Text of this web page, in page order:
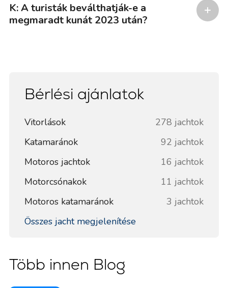
K: A turisták beválthatják-e a
megmaradt kunát 2023 után?
Bérlési ajánlatok
Vitorlások
278 jachtok
Katamaránok
92 jachtok
Motoros jachtok
16 jachtok
Motorcsónakok
11 jachtok
Motoros katamaránok
3 jachtok
Összes jacht megjelenítése
Több innen Blog